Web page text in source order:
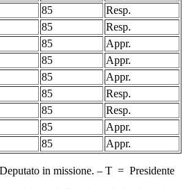
85
Resp.
85
Resp.
85
Appr.
85
Appr.
85
Appr.
85
Resp.
85
Resp.
85
Appr.
85 Appr.
in missione. – T = Presidente